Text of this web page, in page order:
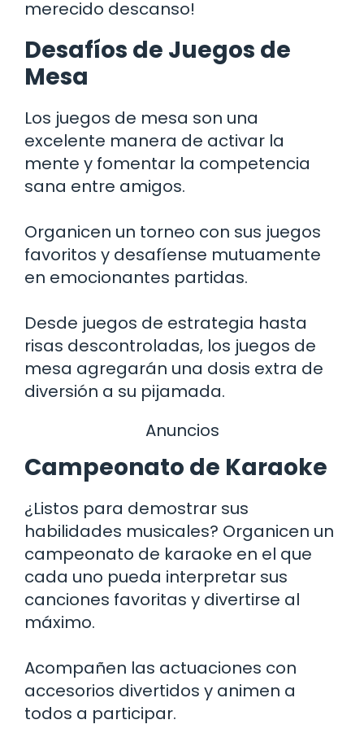
merecido descanso!
Desafíos de Juegos de
Mesa
Los juegos de mesa son una
excelente manera de activar la
mente y fomentar la competencia
sana entre amigos.
Organicen un torneo con sus juegos
favoritos y desafíense mutuamente
en emocionantes partidas.
Desde juegos de estrategia hasta
risas descontroladas, los juegos de
mesa agregarán una dosis extra de
diversión a su pijamada.
Anuncios
Campeonato de Karaoke
¿Listos para demostrar sus
habilidades musicales? Organicen un
campeonato de karaoke en el que
cada uno pueda interpretar sus
canciones favoritas y divertirse al
máximo.
Acompañen las actuaciones con
accesorios divertidos y animen a
todos a participar.